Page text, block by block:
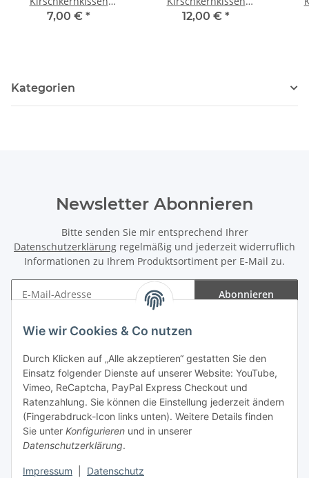
Wie wir Cookies & Co nutzen
Durch Klicken auf „Alle akzeptieren“ gestatten Sie den
Einsatz folgender Dienste auf unserer Website: YouTube,
Vimeo, ReCaptcha, PayPal Express Checkout und
Ratenzahlung. Sie können die Einstellung jederzeit ändern
(Fingerabdruck-Icon links unten). Weitere Details finden
Sie unter Konfigurieren und in unserer
Datenschutzerklärung.
Impressum Datenschutz
quadratisch "lila
7,00 € *
"weihnachtliche
12,00 € *
Kategorien
Newsletter Abonnieren
Bitte senden Sie mir entsprechend Ihrer
Datenschutzerklärung regelmäßig und jederzeit widerruflich
Informationen zu Ihrem Produktsortiment per E-Mail zu.
Abonnieren
Gesetzliche Informationen
Vertrag widerrufen